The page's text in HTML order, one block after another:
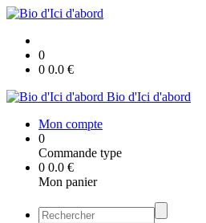
0
0 0.0 €
Bio d'Ici d'abord
Mon compte
0
Commande type
0 0.0 €
Mon panier